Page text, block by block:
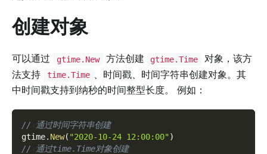
创建对象
可以通过 gtime.New 方法创建 gtime.Time
对象，该方
法支持
time.Time
、时间戳、时间字符串创建对象。其
中时间戳支持到纳秒的时间整型长度。 例如：
// 通过时间字符串创建
gtime. New( "2020-10-24 12:00:00")
// 通过time.Time对象创建